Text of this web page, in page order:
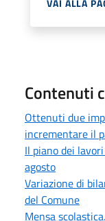
Contenuti
Ottenuti due
incrementare il
Il piano dei
agosto
Variazione di
del Comune
Mensa